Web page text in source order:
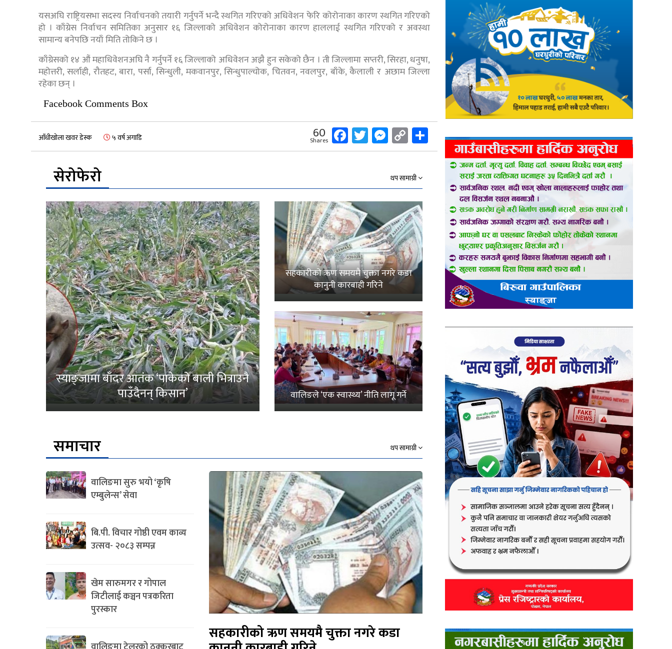
यसअघि राष्ट्रियसभा सदस्य निर्वाचनको तयारी गर्नुपर्ने भन्दै स्थगित गरिएको अधिवेशन फेरि कोरोनाका कारण स्थगित गरिएको
हो । काँग्रेस निर्वाचन समितिका अनुसार १६ जिल्लाको अधिवेशन कोरोनाका कारण हाललाई स्थगित गरिएको र अवस्था
सामान्य बनेपछि नयाँ मिति तोकिने छ ।
काँग्रेसको १४ औं महाधिवेशनअघि नै गर्नुपर्ने १६ जिल्लाको अधिवेशन अझै हुन सकेको छैन । ती जिल्लामा सप्तरी, सिरहा, धनुषा,
महोत्तरी, सर्लाही, रौतहट, बारा, पर्सा, सिन्धुली, मकवानपुर, सिन्धुपाल्चोक, चितवन, नवलपुर, बाँके, कैलाली र अछाम जिल्ला
रहेका छन् ।
Facebook Comments Box
आँधीखोला खवर डेस्क ५ वर्ष अगाडि 60
Shares Facebook
Twitter
Messenger
Copy
Link
Share
सेरोफेरो
थप सामाग्री
स्याङ्जामा बाँदर आतंक ‘पाकेको बाली भित्राउनै
पाउँदैनन् किसान’
सहकारीको ऋण समयमै चुक्ता नगरे कडा
कानुनी कारबाही गरिने
वालिङले ‘एक स्वास्थ्य’ नीति लागू गर्ने
समाचार थप सामाग्री
वालिङमा सुरु भयो ‘कृषि
एम्बुलेन्स’ सेवा
बि.पी. विचार गोष्ठी एवम काव्य
उत्सव- २०८३ सम्पन्न
खेम सारुमगर र गोपाल
जिटीलाई कञ्चन पत्रकरिता
पुरस्कार
सहकारीको ऋण समयमै चुक्ता नगरे कडा